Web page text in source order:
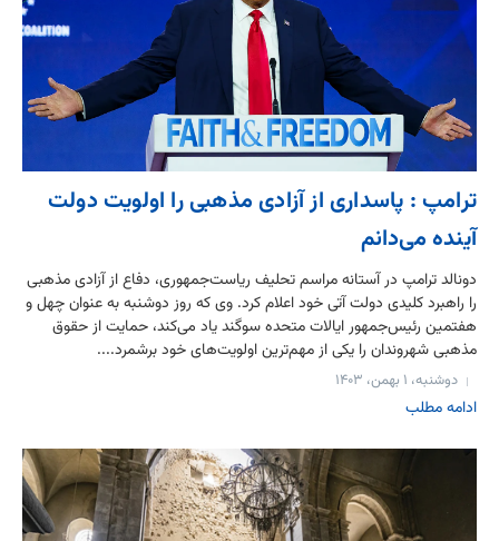
ترامپ : پاسداری از آزادی مذهبی را اولویت دولت
آینده می‌دانم
دونالد ترامپ در آستانه مراسم تحلیف ریاست‌جمهوری، دفاع از آزادی مذهبی
را راهبرد کلیدی دولت آتی خود اعلام کرد. وی که روز دوشنبه به عنوان چهل و
هفتمین رئیس‌جمهور ایالات متحده سوگند یاد می‌کند، حمایت از حقوق
مذهبی شهروندان را یکی از مهم‌ترین اولویت‌های خود برشمرد....
دوشنبه، ۱ بهمن، ۱۴۰۳
ادامه مطلب